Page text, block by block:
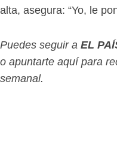
alta, asegura: “Yo, le
Puedes seguir a EL
o apuntarte aquí para
semanal.